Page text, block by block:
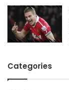
Categories